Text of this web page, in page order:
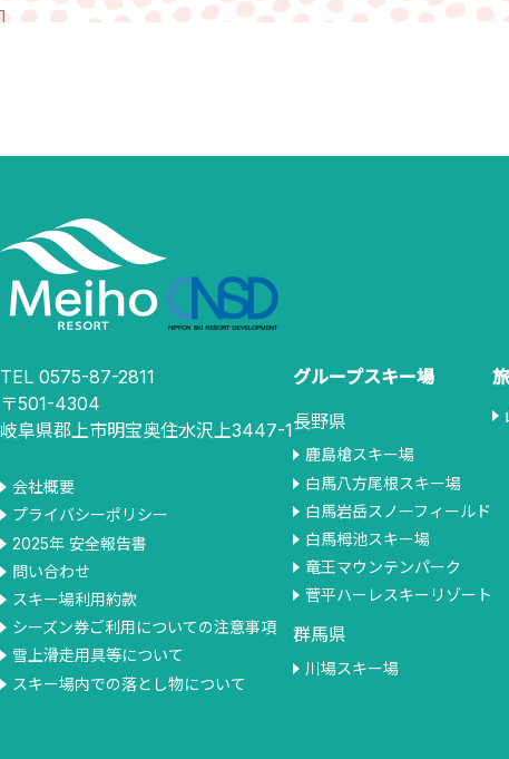
TEL 0575-87-2811
〒501-4304
岐阜県郡上市明宝奥住水沢上3447-1
会社概要
プライバシーポリシー
2025年 安全報告書
問い合わせ
スキー場利用約款
シーズン券ご利用についての注意事項
雪上滑走用具等について
スキー場内での落とし物について
グループスキー場
長野県
鹿島槍スキー場
白馬八方尾根スキー場
白馬岩岳スノーフィールド
白馬栂池スキー場
竜王マウンテンパーク
菅平ハーレスキーリゾート
群馬県
川場スキー場